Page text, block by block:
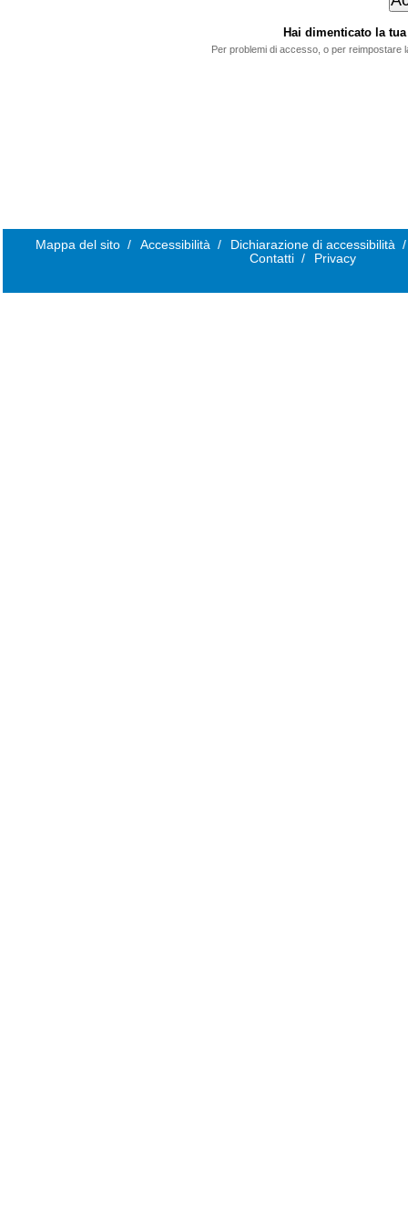
Hai dimenticato la
Per problemi di accesso, o per reimpostare
Mappa del sito / Accessibilità / Dichiarazione di accessibilità /
Contatti / Privacy